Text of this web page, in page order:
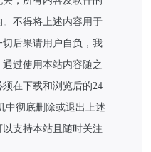
不得将上述内容用于
后果请用户自负，我
过使用本站内容随之
在下载和浏览后的24
中彻底删除或退出上述
支持本站且随时关注